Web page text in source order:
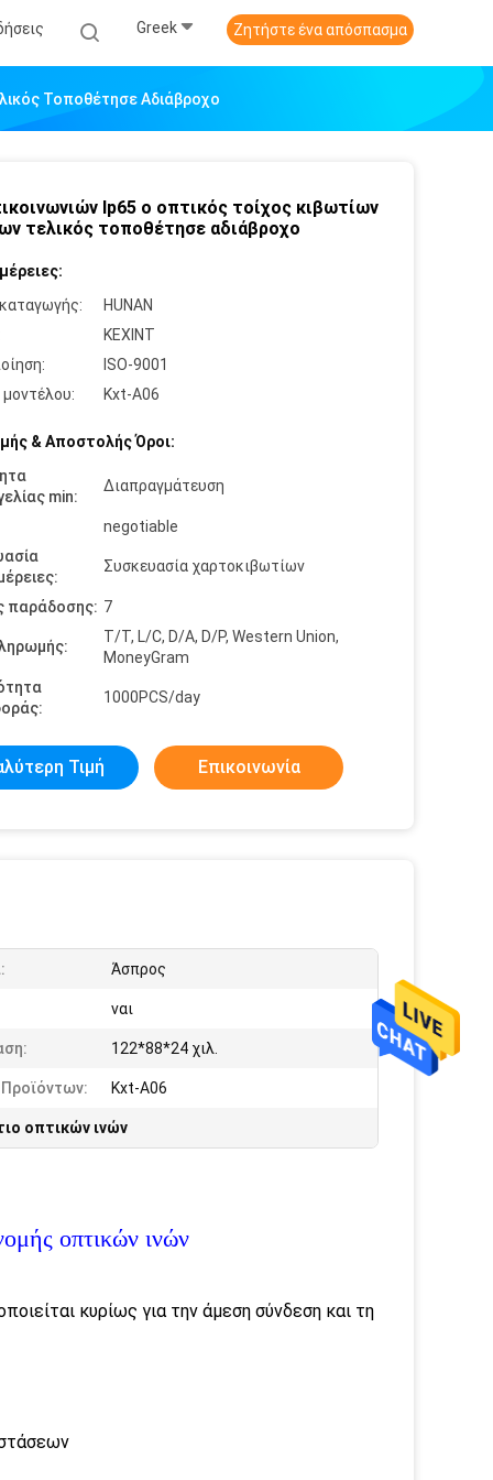
Greek Ζητήστε ένα απόσπασμα
Τοποθέτησε Αδιάβροχο
Ip65 ο οπτικός τοίχος κιβωτίων
τελικός τοποθέτησε αδιάβροχο
HUNAN
KEXINT
ISO-9001
Kxt-A06
& Αποστολής Όροι:
min:
Διαπραγμάτευση
negotiable
Συσκευασία χαρτοκιβωτίων
παράδοσης: 7
T/T, L/C, D/A, D/P, Western Union,
MoneyGram
1000PCS/day
Τιμή Επικοινωνία
Άσπρος
ναι
122*88*24 χιλ.
Kxt-A06
οπτικών ινών
οπτικών ινών
κυρίως για την άμεση σύνδεση και τη